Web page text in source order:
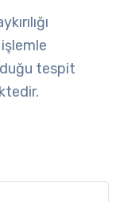
tespit